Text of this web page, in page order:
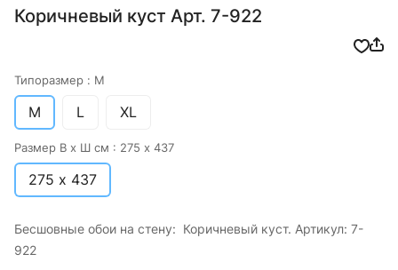
Коричневый куст Арт. 7-922
Типоразмер : M
M L XL
Размер В х Ш см : 275 х 437
275 х 437
Бесшовные обои на стену: Коричневый куст. Артикул: 7-
922